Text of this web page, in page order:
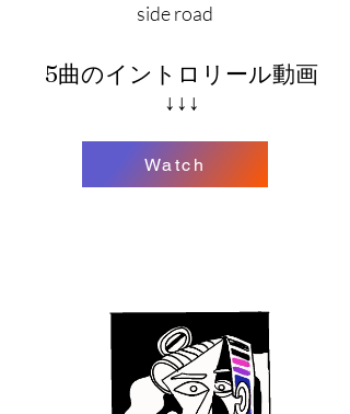
side road
5曲のイントロリール動画
​↓↓↓
Watch